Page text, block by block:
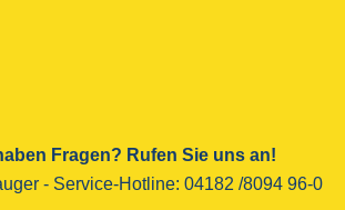
Fragen? Rufen Sie uns an!
- ­Service-Hotline­: 04182 /8094 96-0